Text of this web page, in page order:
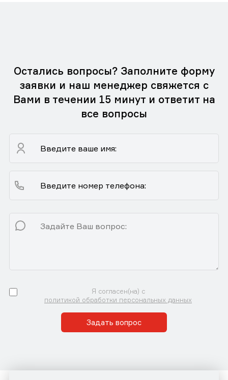
Остались вопросы? Заполните форму
заявки и наш менеджер свяжется с
Вами в течении 15 минут и ответит на
все вопросы
Я согласен(на) с
политикой обработки персональных данных
Задать вопрос